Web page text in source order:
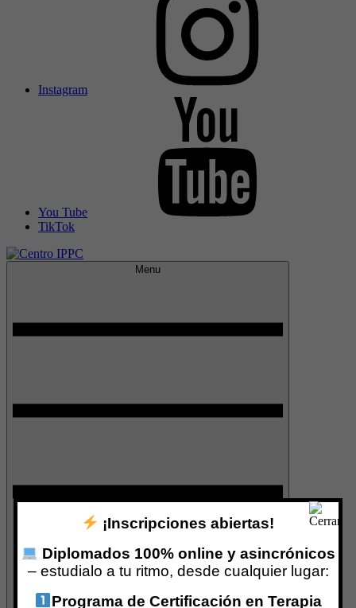
Instagram
You Tube
TikTok
Menu
¡Inscripciones abiertas!
Diplomados 100% online y asincrónicos
– estudialo a tu ritmo, desde cualquier lugar:
Programa de Certificación en Terapia